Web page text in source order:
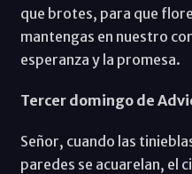
que brotes, para que
mantengas en nuestro
esperanza y la promesa.
Tercer domingo de
Señor, cuando las
paredes se acuarelan, el